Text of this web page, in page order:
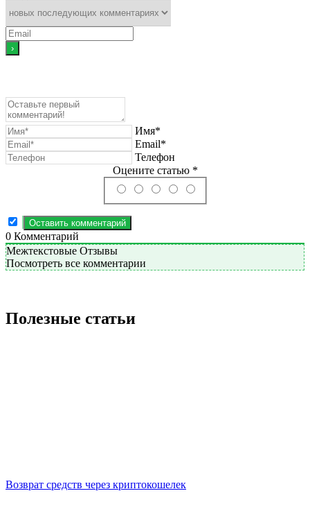
Имя*
Email*
Телефон
Оцените статью *
0 Комментарий
Межтекстовые Отзывы
Посмотреть все комментарии
Полезные статьи
Возврат средств через криптокошелек